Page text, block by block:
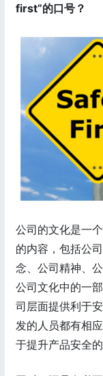
first”的口号？
公司的文化是一
的内容，包括公
念、公司精神、
公司文化中的一
司层面提供利于
发的人员都有相
于提升产品安全的